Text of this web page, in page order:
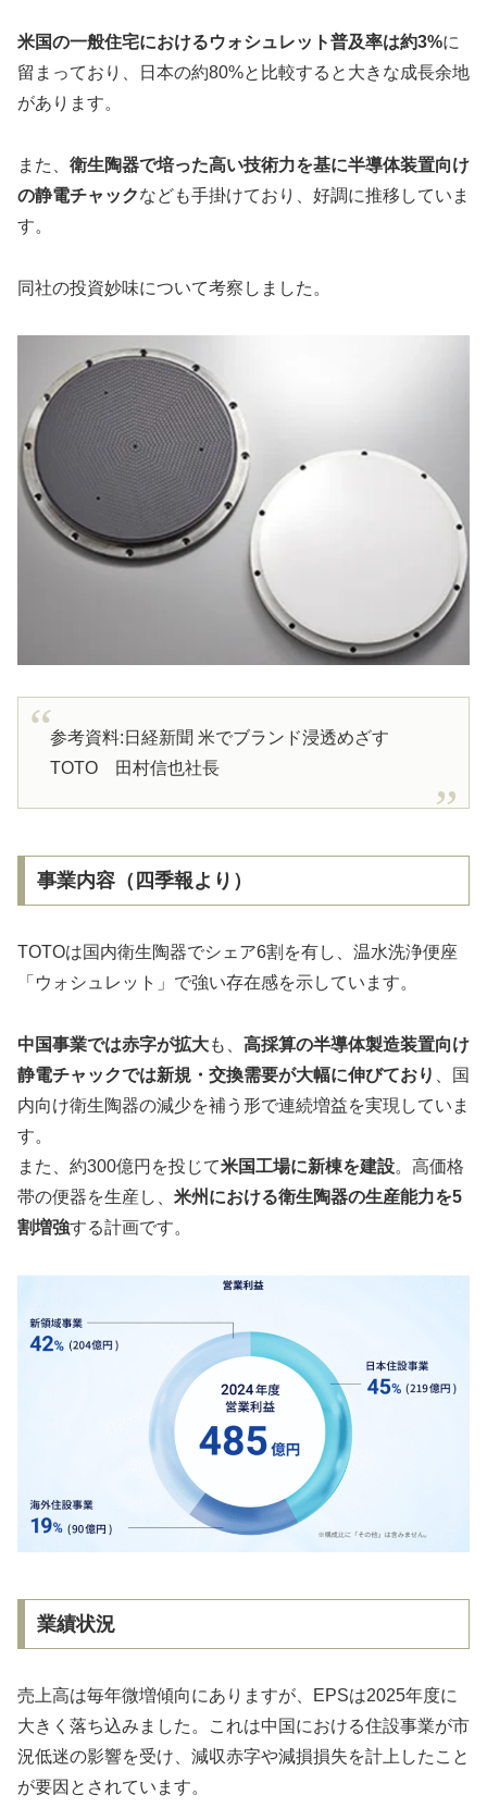
米国の一般住宅におけるウォシュレット普及率は約3%に
留まっており、日本の約80%と比較すると大きな成長余地
があります。
また、 衛生陶器で培った高い技術力を基に半導体装置向け
の静電チャックなども手掛けており、好調に推移していま
す。
同社の投資妙味について考察しました。
参考資料:日経新聞 米でブランド浸透めざす
TOTO 田村信也社長
事業内容（四季報より）
TOTOは国内衛生陶器でシェア6割を有し、温水洗浄便座
「ウォシュレット」で強い存在感を示しています。
中国事業では赤字が拡大も、 高採算の半導体製造装置向け
静電チャックでは新規・交換需要が大幅に伸びており
、国
内向け衛生陶器の減少を補う形で連続増益を実現していま
す。
また、約300億円を投じて米国工場に新棟を建設。高価格
帯の便器を生産し、 米州における衛生陶器の生産能力を5
割増強する計画です。
業績状況
売上高は毎年微増傾向にありますが、EPSは2025年度に
大きく落ち込みました。これは中国における住設事業が市
況低迷の影響を受け、減収赤字や減損損失を計上したこと
が要因とされています。